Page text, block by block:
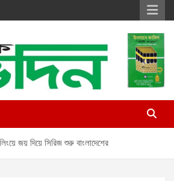
জয় দিয়ে সিরিজ শুরু বাংলাদেশের